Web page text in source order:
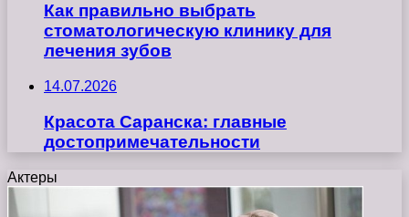
Как правильно выбрать
стоматологическую клинику для
лечения зубов
14.07.2026
Красота Саранска: главные
достопримечательности
Актеры